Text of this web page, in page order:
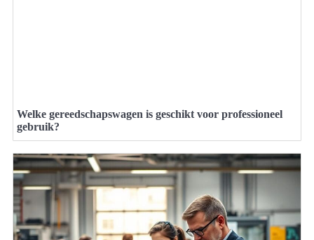
Welke gereedschapswagen is geschikt voor professioneel
gebruik?